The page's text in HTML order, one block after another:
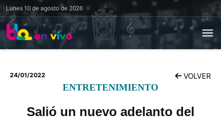
Lunes 10 de agosto de 2026
24/01/2022 VOLVER
ENTRETENIMIENTO
Salió un nuevo adelanto del